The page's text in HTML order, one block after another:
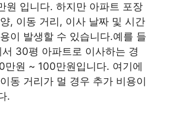
원 입니다. 하지만 아파트 포장
, 이동 거리, 이사 날짜 및 시간
이 발생할 수 있습니다.예를 들
30평 아파트로 이사하는 경
만원 ~ 100만원입니다. 여기에
동 거리가 멀 경우 추가 비용이
.